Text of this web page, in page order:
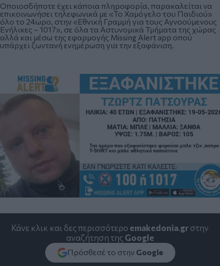
Οποιοσδήποτε έχει κάποια πληροφορία, παρακαλείται να
επικοινωνήσει τηλεφωνικά με «Το Χαμόγελο του Παιδιού»
όλο το 24ωρο, στην «Εθνική Γραμμή για τους Αγνοούμενους
Ενήλικες – 1017», σε όλα τα Αστυνομικά Τμήματα της χώρας
αλλά και μέσω της εφαρμογής Missing Alert app οπού
υπάρχει ζωντανή ενημέρωση για την εξαφάνιση.
Κάνε κλικ και δες περισσότερο emakedonia.grστην
αναζήτηση της Google
Πρόσθεσέ το στην Google